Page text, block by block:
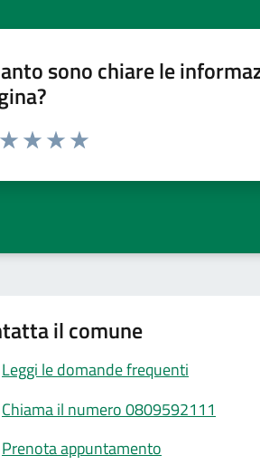
sono chiare le
da 1 a 5 stelle la pagina
il comune
Leggi le domande frequenti
Chiama il numero 0809592111
Prenota appuntamento